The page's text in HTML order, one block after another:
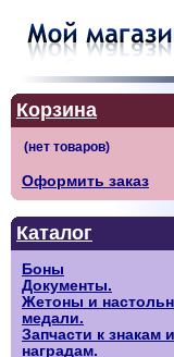
Корзина
Оформить заказ
Каталог
Боны
Документы.
Жетоны и
медали.
Запчасти к знакам и
наградам.